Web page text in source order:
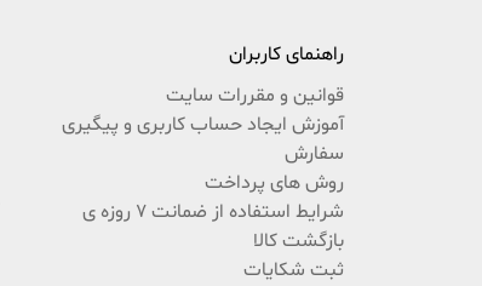
راهنمای کاربران
قوانین و مقررات سایت
آموزش ایجاد حساب کاربری و پیگیری
سفارش
روش های پرداخت
شرایط استفاده از ضمانت 7 روزه ی
بازگشت کالا
ثبت شکایات